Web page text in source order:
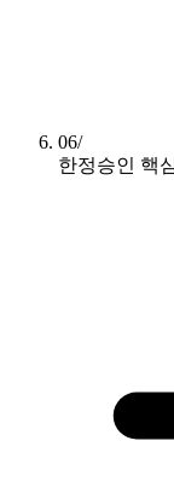
06/
한정승인 핵